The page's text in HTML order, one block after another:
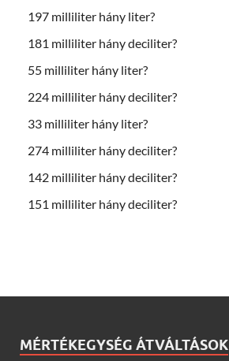
197 milliliter hány liter?
181 milliliter hány deciliter?
55 milliliter hány liter?
224 milliliter hány deciliter?
33 milliliter hány liter?
274 milliliter hány deciliter?
142 milliliter hány deciliter?
151 milliliter hány deciliter?
MÉRTÉKEGYSÉG ÁTVÁLTÁSOK